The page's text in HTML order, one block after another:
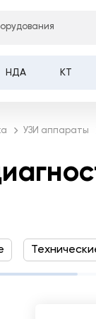
НДА КТ
УЗИ аппараты